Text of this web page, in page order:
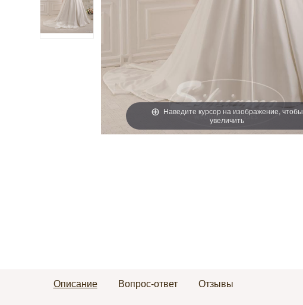
Наведите курсор на изображение, чтобы
увеличить
Описание Вопрос-ответ Отзывы